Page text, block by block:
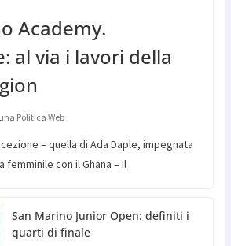
Academy.
al via i lavori della
Politica Web
– quella di Ada Daple, impegnata
femminile con il Ghana – il
San Marino Junior Open: definiti i
quarti di finale